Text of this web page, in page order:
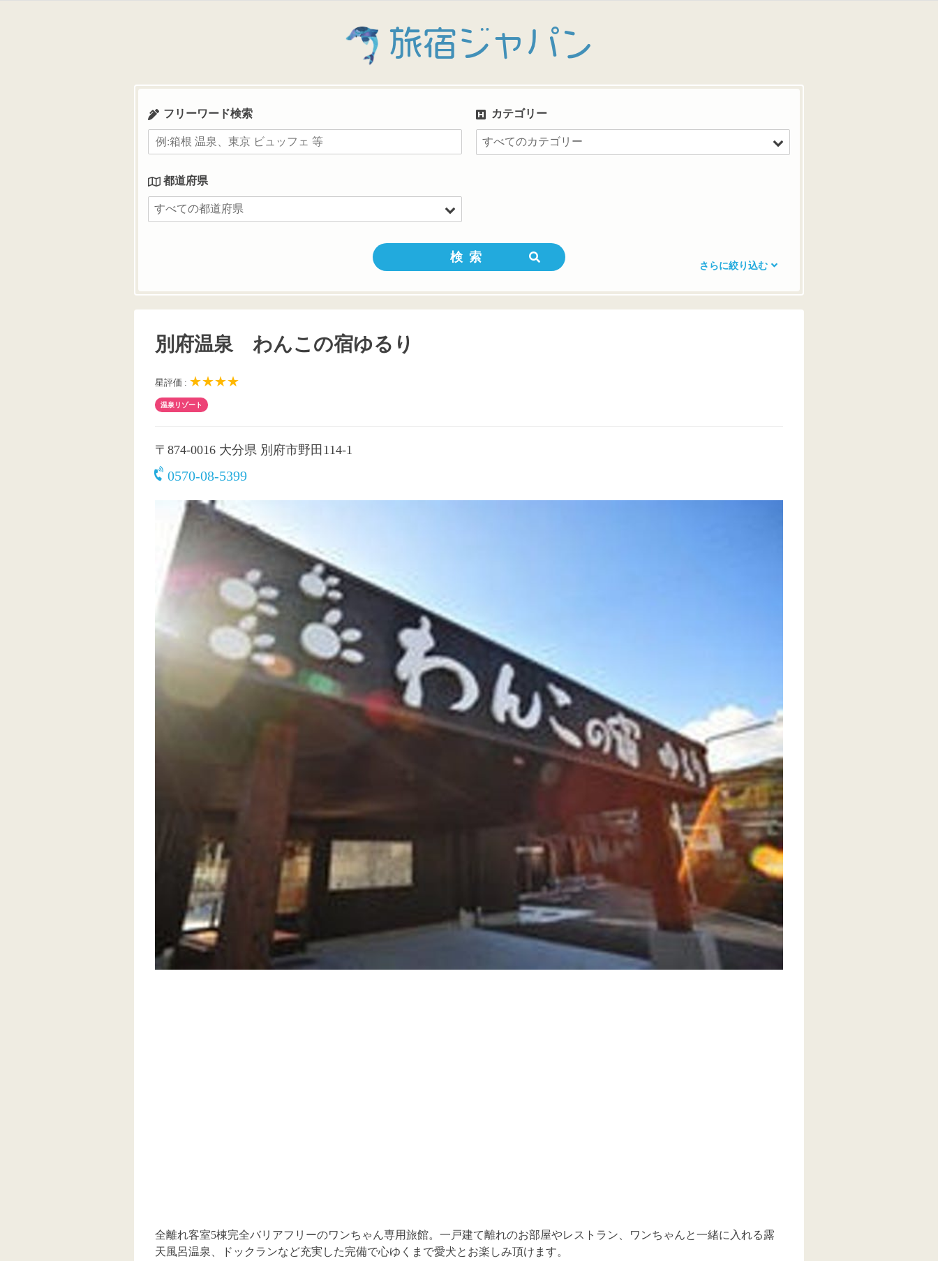
旅宿ジャパン
フリーワード検索 カテゴリー
都道府県
さらに絞り込む
別府温泉 わんこの宿ゆるり
星評価 : ★★★★
温泉リゾート
〒874-0016 大分県 別府市野田114-1
0570-08-5399
全離れ客室5棟完全バリアフリーのワンちゃん専用旅館。一戸建て離れのお部屋やレストラン、ワンちゃんと一緒に入れる露
天風呂温泉、ドックランなど充実した完備で心ゆくまで愛犬とお楽しみ頂けます。